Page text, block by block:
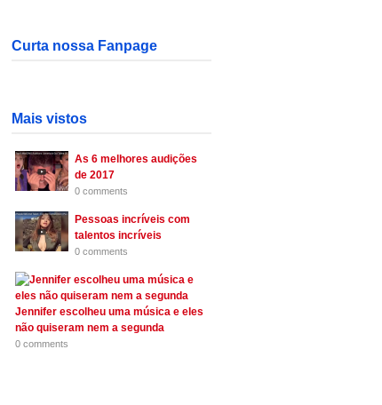
Curta nossa Fanpage
Mais vistos
As 6 melhores audições
de 2017
0 comments
Pessoas incríveis com
talentos incríveis
0 comments
Jennifer escolheu uma música e eles
não quiseram nem a segunda
0 comments